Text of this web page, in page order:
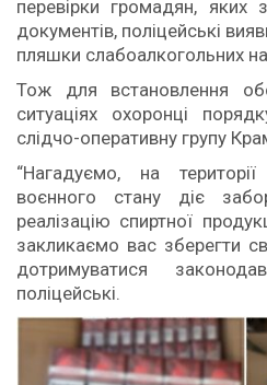
перевірки громадян, яких
документів, поліцейські
пляшки слабоалкогольних
Тож для встановлення
ситуаціях охоронці
слідчо-оперативну групу
“Нагадуємо, на
воєнного стану діє
реалізацію спиртної
закликаємо вас зберегти
дотримуватися
поліцейські.